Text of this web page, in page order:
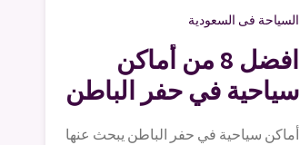
السياحة فى السعودية
افضل 8 من أماكن
سياحية في حفر الباطن
أماكن سياحية في حفر الباطن يبحث عنها